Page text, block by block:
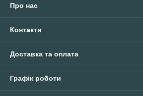
Про нас
Контакти
Доставка та оплата
Графік роботи